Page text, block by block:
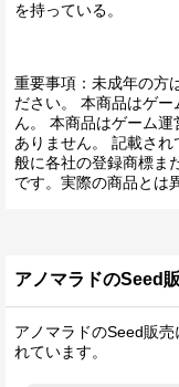
を持っている。
重要事項：未成年の方
ださい。 本商品はゲ
ん。 本商品はゲーム
ありません。 記載さ
般に各社の登録商標ま
です。実際の商品とは
アノマラドのSeed
アノマラドのSeed販
れています。